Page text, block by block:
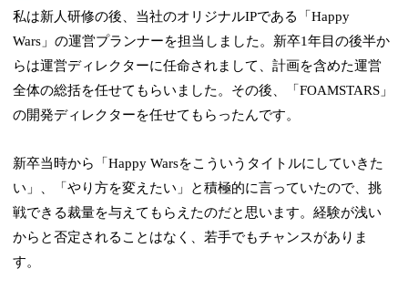
私は新人研修の後、当社のオリジナルIPである「Happy
Wars」の運営プランナーを担当しました。新卒1年目の後半か
らは運営ディレクターに任命されまして、計画を含めた運営
全体の総括を任せてもらいました。その後、「FOAMSTARS」
の開発ディレクターを任せてもらったんです。
新卒当時から「Happy Warsをこういうタイトルにしていきた
い」、「やり方を変えたい」と積極的に言っていたので、挑
戦できる裁量を与えてもらえたのだと思います。経験が浅い
からと否定されることはなく、若手でもチャンスがありま
す。